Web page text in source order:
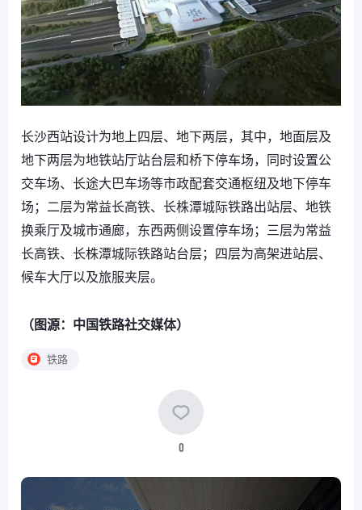
长沙西站设计为地上四层、地下两层，其中，地面层及
地下两层为地铁站厅站台层和桥下停车场，同时设置公
交车场、长途大巴车场等市政配套交通枢纽及地下停车
场；二层为常益长高铁、长株潭城际铁路出站层、地铁
换乘厅及城市通廊，东西两侧设置停车场；三层为常益
长高铁、长株潭城际铁路站台层；四层为高架进站层、
候车大厅以及旅服夹层。
（图源：中国铁路社交媒体）
铁路
0